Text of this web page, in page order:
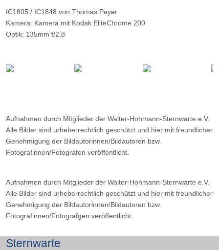
IC1805 / IC1848 von Thomas Payer
Kamera: Kamera mit Kodak EliteChrome 200
Optik: 135mm f/2,8
Ort: Pfünz
Aufnahmen durch Mitglieder der Walter-Hohmann-Sternwarte e.V.
Alle Bilder sind urheberrechtlich geschützt und hier mit freundlicher
Genehmigung der Bildautorinnen/Bildautoren bzw.
Fotografinnen/Fotografen veröffentlicht.
Aufnahmen durch Mitglieder der Walter-Hohmann-Sternwarte e.V.
Alle Bilder sind urheberrechtlich geschützt und hier mit freundlicher
Genehmigung der Bildautorinnen/Bildautoren bzw.
Fotografinnen/Fotografgen veröffentlicht.
Sternwarte